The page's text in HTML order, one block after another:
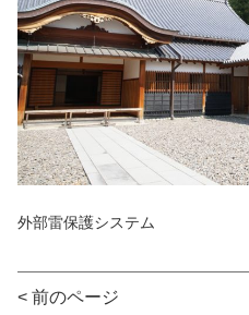
外部雷保護システム
< 前のページ